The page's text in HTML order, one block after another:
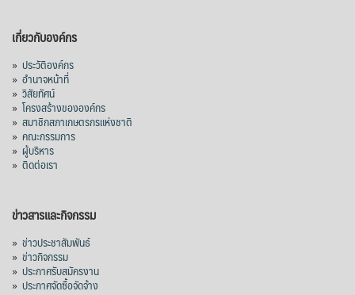
เกี่ยวกับองค์กร
» ประวัติองค์กร
» อำนาจหน้าที่
» วิสัยทัศน์
» โครงสร้างขององค์กร
» สมาชิกสภาเกษตรกรแห่งชาติ
» คณะกรรมการ
» ผู้บริหาร
» ติดต่อเรา
ข่าวสารและกิจกรรม
» ข่าวประชาสัมพันธ์
» ข่าวกิจกรรม
» ประกาศรับสมัครงาน
» ประกาศจัดซื้อจัดจ้าง